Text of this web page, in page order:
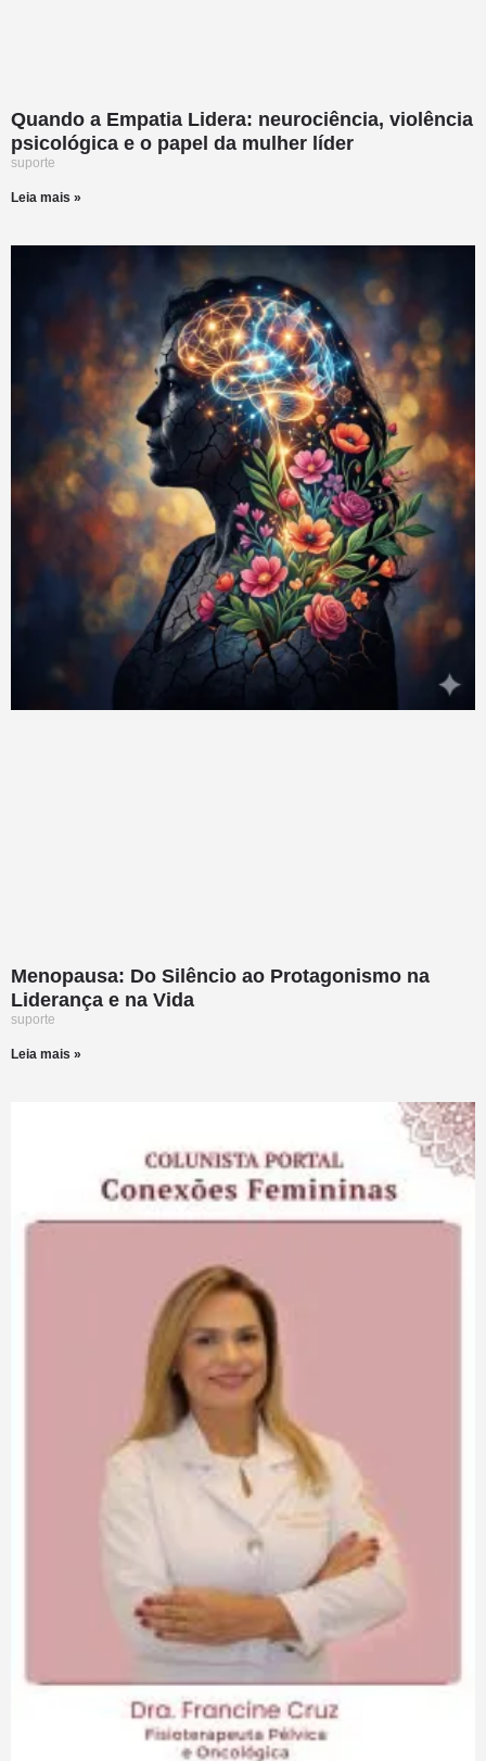
Quando a Empatia Lidera: neurociência, violência
psicológica e o papel da mulher líder
suporte
Leia mais »
Menopausa: Do Silêncio ao Protagonismo na
Liderança e na Vida
suporte
Leia mais »